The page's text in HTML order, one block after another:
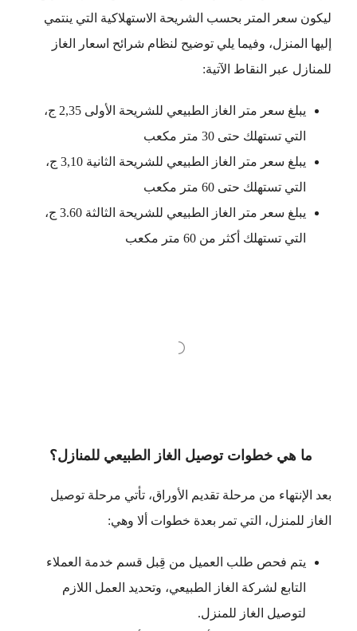
ليكون سعر المتر بحسب الشريحة الاستهلاكية التي ينتمي
إليها المنزل، وفيما يلي توضيح لنظام شرائح اسعار الغاز
للمنازل عبر النقاط الآتية:
يبلغ سعر متر الغاز الطبيعي للشريحة الأولى 2,35 ج،
التي تستهلك حتى 30 متر مكعب
يبلغ سعر متر الغاز الطبيعي للشريحة الثانية 3,10 ج،
التي تستهلك حتى 60 متر مكعب
يبلغ سعر متر الغاز الطبيعي للشريحة الثالثة 3.60 ج،
التي تستهلك أكثر من 60 متر مكعب
ما هي خطوات توصيل الغاز الطبيعي للمنازل؟
بعد الإنتهاء من مرحلة تقديم الأوراق، تأتي مرحلة توصيل
الغاز للمنزل، التي تمر بعدة خطوات ألا وهي:
يتم فحص طلب العميل من قِبل قسم خدمة العملاء
التابع لشركة الغاز الطبيعي، وتحديد العمل اللازم
لتوصيل الغاز للمنزل.